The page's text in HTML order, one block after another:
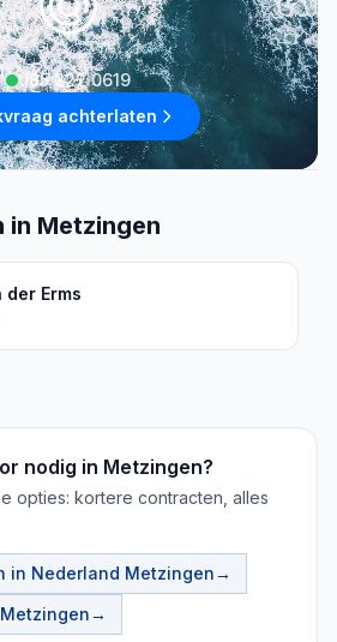
085 222 0619
achterlaten
in Metzingen
der Erms
nodig in Metzingen?
opties: kortere contracten, alles
in Nederland Metzingen→
Metzingen→